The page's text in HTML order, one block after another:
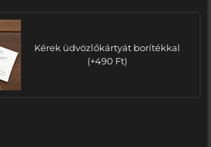
Kérek üdvözlőkártyát borítékkal
(+490 Ft)